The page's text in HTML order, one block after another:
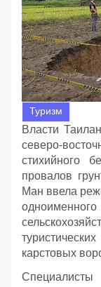
Туризм
Власти
северо-
стихийного
провалов
Ман ввела
карстовых